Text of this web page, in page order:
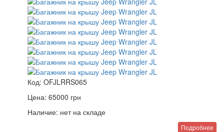
Код: OFJLRRS065
Цена: 65000 грн
Наличие: нет на складе
Подробнее